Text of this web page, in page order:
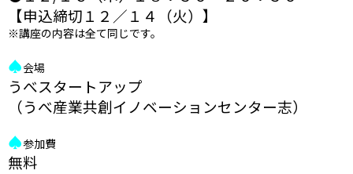
【申込締切１２／１４（火）】
※講座の内容は全て同じです。
♠会場
うべスタートアップ
（うべ産業共創イノベーションセンター志）
♠参加費
無料